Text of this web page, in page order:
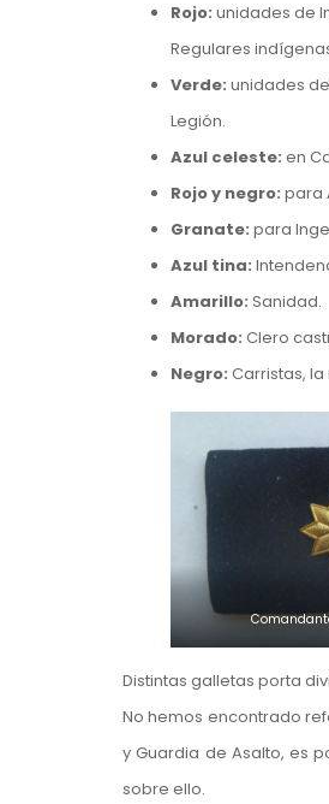
Rojo: unidades de
Regulares
Verde: unidades
Legión.
Azul celeste: en
Rojo y negro: para
Granate: para
Azul tina:
Amarillo: Sanidad.
Morado: Clero
Negro: Carristas,
Distintas galletas porta
No hemos encontrado
y Guardia de Asalto, es
sobre ello.